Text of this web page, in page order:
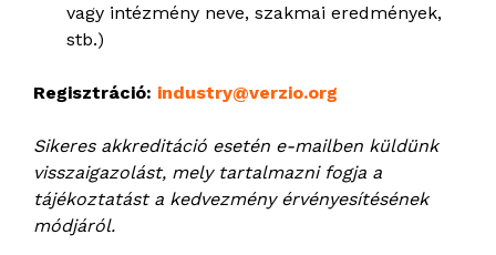
vagy intézmény neve, szakmai eredmények,
stb.)
Regisztráció: industry@verzio.org
Sikeres akkreditáció esetén e-mailben küldünk
visszaigazolást, mely tartalmazni fogja a
tájékoztatást a kedvezmény érvényesítésének
módjáról.